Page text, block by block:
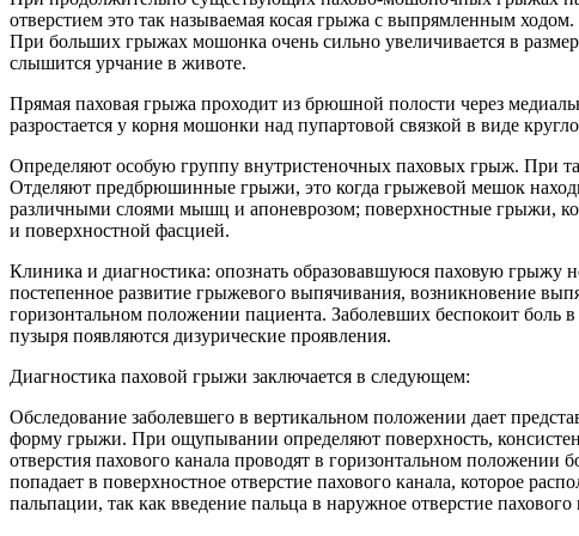
отверстием это так называемая косая грыжа с выпрямленным ходом.
При больших грыжах мошонка очень сильно увеличивается в
слышится урчание в животе.
Прямая паховая грыжа проходит из брюшной полости через
разростается у корня мошонки над пупартовой связкой в виде
Определяют особую группу внутристеночных паховых грыж. При
Отделяют предбрюшинные грыжи, это когда грыжевой мешок
различными слоями мышц и апоневрозом; поверхностные грыжи,
и поверхностной фасцией.
Клиника и диагностика: опознать образовавшуюся паховую грыжу
постепенное развитие грыжевого выпячивания, возникновение
горизонтальном положении пациента. Заболевших беспокоит боль
пузыря появляются дизурические проявления.
Диагностика паховой грыжи заключается в следующем:
Обследование заболевшего в вертикальном положении дает
форму грыжи. При ощупывании определяют поверхность,
отверстия пахового канала проводят в горизонтальном
попадает в поверхностное отверстие пахового канала, которое
пальпации, так как введение пальца в наружное отверстие